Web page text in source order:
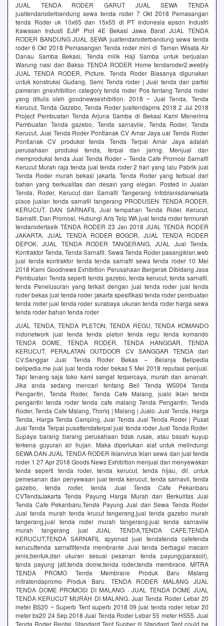
JUAL TENDA RODER GARUT JUAL SEWA TENDA
jualtendaroderbandung sewa tenda roder 7 Okt 2018 Pemasangan
tenda Roder uk 10x65 dan 15x55 di PT Indonesia epson Industri
Kawasan Industi EJIP Plot 4E Bekasi Jawa Barat JUAL TENDA
RODER BANDUNG JUAL SEWA jualtendaroderbandung sewa tenda
roder 6 Okt 2018 Pemasangan Tenda roder mini di Taman Wisata Air
Danau Samba Bekasi, Tenda milik Haji Samba untuk berjualan
Warung nasi dan Bakso TENDA RODER Home tendaroder2.weebly
JUAL TENDA RODER, Picture. Tenda Roder Biasanya digunakan
untuk konstruksi Gudang, Semi Tenda roder | Jual tenda dan partisi
pameran gnexhibition category tenda roder Pos tentang Tenda roder
yang ditulis oleh goodnewsexhibition. 2018 ~ Jual Tenda, Tenda
Kerucut, Tenda Gazebo, Tenda Roder jualtendapms 2018 2 Jul 2018
Project Pembuatan Tenda Arjuna Samba di Bekasi Kami Menerima
Pembuatan Tenda gazebo, Tenda sarnavile, Tenda Roder, Tenda
Kerucut, Jual Tenda Roder Pontianak CV Amar Jaya ual Tenda Roder
Pontianak CV produksi tenda Tenda Terpal Amar Jaya adalah
perusahaan produksi tenda, terpal dan jaring. Menjual dan
memproduksi tenda Jual Tenda Roder – Tenda Cafe Promosi Sarnafil
Kerucut Murah raja tenda jual tenda roder 2 hari yang lalu Pabrik jual
Tenda Roder murah bekasi jakarta. Tenda Roder yang terbuat dari
bahan yang berkualitas dan desain yang elegan. Posted in Jualan
Tenda, Roder, Kerucut dan Sarnafil Tangerang infobisnisdanwisata
place jualan tenda sarnafil tangerang PRODUSEN TENDA RODER,
KERUCUT, DAN SARNAFIL Jual tempahan Tenda Rider, Kerucut,
Sarnafil, Dan Promosi, Hubungi Aris Telp WA jual tenda roder termurah
tendarodertasik TENDA RODER 23 Jan 2018 JUAL TENDA RODER
JAKARTA, JUAL TENDA RODER BOGOR, JUAL TENDA RODER
DEPOK, JUAL TENDA RODER TANGERANG, JUAL Jual Tenda,
Kontraktor Tenda, Tenda Sarnafil, Sewa Tenda Roder pasangiklan.web
jual tenda kontraktor tenda tenda sarnafil sewa tenda roder 10 Mei
2018 Kami Goodnews Exhibition Perusahaan Bergerak Dibidang Jasa
Pembuatan Tenda seperti tenda gazebo, tenda kerucut, tenda sarnafil,
tenda Penelusuran yang terkait dengan jual tenda roder jual tenda
roder bekas jual tenda roder jakarta spesifikasi tenda roder pembuatan
tenda roder jual tenda roder surabaya ukuran tenda roder harga sewa
tenda roder bahan tenda roder
JUAL TENDA, TENDA PLETON, TENDA REGU, TENDA KOMANDO
indonetwork jual tenda tenda pleton tenda regu tenda komando
TENDA DOME, TENDA RODER, TENDA HANGGAR, TENDA
KERUCUT, PERALATAN OUTDOOR CV SANGGAR TENDA dari
CV.Sanggar Jual Tenda Roder Bekas – Belanja Belipedia
belipedia.me jual jual tenda roder bekas 5 Mei 2018 reputasi penjual.
Tapi tenang saja toko kami sangat terpercaya, murah dan amanah.
Jika anda sedang mencari tentang Beli Tenda WS004 Tenda
Pengantin, Tenda Roder, Tenda Cafe Malang, jualo iklan tenda
pengantin tenda roder tenda cafe malang Tenda Pengantin, Tenda
Roder, Tenda Cafe Malang, Thoriq | Malang | Jualo. Jual Tenda, Harga
Tenda, Harga Tenda Camping, Jual Tenda Jual Tenda Roder | Pusat
Jual Tenda Terpal pusattendaterpal jual tenda roder Jual Tenda Roder.
Supaya barang barang perusahaan tidak rusak, atau basah kuyup
terkena guyuran air hujan. Maka diperlukan alat untuk melindungi
SEWA DAN JUAL TENDA RODER iklanvirus iklan sewa dan jual tenda
roder 1 27 Apr 2018 Goods News Exhibition menjual dan menyewakan
tenda seperti tenda roder, tenda kerucut, tenda hijau, dll. untuk
pemesanan dan penyewaan jual tenda kerucut, tenda sarnavil, tenda
gazebo, tenda roder, tenda Jual Tenda Cafe Pekanbaru
CVTendaJakarta Tenda Payung Harga Murah dan Berkulitas Jual
Tenda Cafe Pekanbaru,Tenda Payung Jual dan Sewa Tenda Roder
Jual tenda murah tenda krucut tangerang,jual tenda gazebo murah
tangerang,jual tenda roder murah tangerang,jual tenda sarnavile
murah tangerang jual JUAL TENDA,TENDA CAFE,TENDA
KERUCUT,TENDA SARNAFIL spyonad jual tendatenda cafetenda
kerucuttenda sarnafiltenda membrante Jual tenda berbagai macam
jenis,bentuk,dan ukuran sesuai pesanan tenda payung(parasoil),
tenda payung jati,tenda dome,tenda roder,tenda membrane. MITRA
TENDA PROMO Tenda Membrane Produk Baru Malang
mitratendapromo Produk Baru. TENDA RODER MALANG JUAL
TENDA DOME PROMOSI DI MALANG · JUAL TENDA DOME JUAL
TENDA KERUCUT MURAH DI MALANG. Jual Tenda Roder Lebar 20
meter BS20 ~ Superb Tent superb 2018 09 jual tenda roder lebar 20
meter bs20 24 Sep 2018 Jual Tenda Roder Lebar 55 meter HS55. Jual
Tenda Roder Rental. Standard Tent Supber ® Standard Tent could be